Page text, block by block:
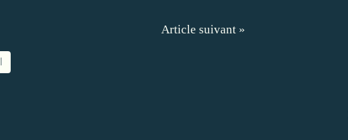
Article suivant »